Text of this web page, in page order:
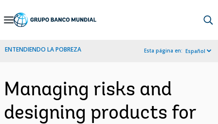
Skip
Navigation
ENTENDIENDO LA POBREZA Esta página en: Español
Managing risks and
designing products for